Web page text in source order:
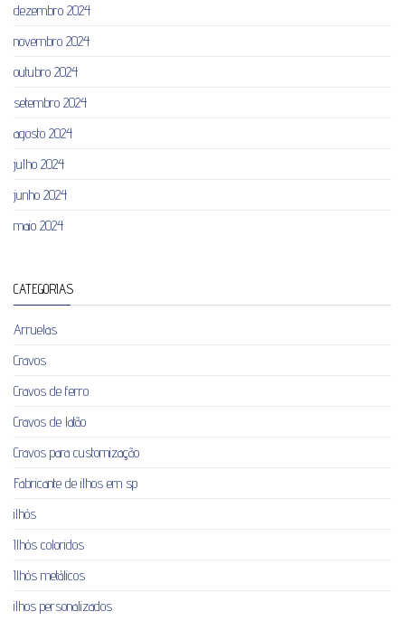
dezembro 2024
novembro 2024
outubro 2024
setembro 2024
agosto 2024
julho 2024
junho 2024
maio 2024
CATEGORIAS
Arruelas
Cravos
Cravos de ferro
Cravos de latão
Cravos para customização
Fabricante de ilhos em sp
ilhós
Ilhós coloridos
Ilhós metálicos
ilhos personalizados